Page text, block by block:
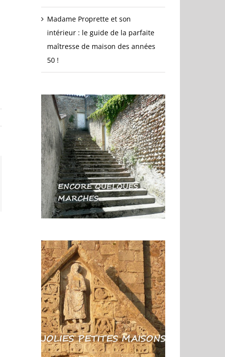
Madame Proprette et son
intérieur : le guide de la parfaite
maîtresse de maison des années
50 !